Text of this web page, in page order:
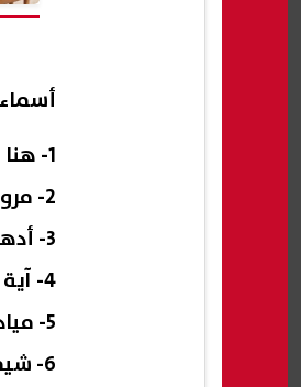
1- هنا مشرف محمد – 14 سنة – كفر السنابسة.
2- مروة أشرف إنسان – 19 سنة – كفر السنابسة.
3- أدهم محمد أنس – 22 سنة – طملاي.
4- آية زغلول مصطفى – 21 سنة – كفر السنابسة.
5- ميادة يحيى فتحي عطية – 17 سنة – كفر السنابسة.
6- شيماء يحيى فوزي خليل – 16 سنة – كفر السنابسة.